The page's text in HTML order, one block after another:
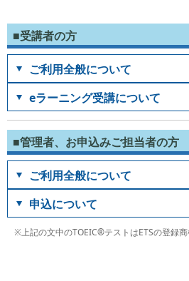
■受講者の方
ご利用全般について
eラーニング受講について
■管理者、お申込みご担当者の方
ご利用全般について
申込について
※上記の文中のTOEIC®テストはETSの登録商